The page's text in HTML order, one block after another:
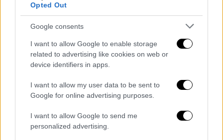
Opted Out
Google consents
I want to allow Google to enable storage
related to advertising like cookies on web or
device identifiers in apps.
I want to allow my user data to be sent to
Google for online advertising purposes.
I want to allow Google to send me
personalized advertising.
Όταν οι ιταλικές δυνάμεις εισέβαλαν στην
και τον παρέδωσαν. Κρατήθηκε αρχικά στις
φυλακές Λαμίας – στο κτίριο όπου σήμερα
και στη συνέχεια μεταφέρθηκε στο
στρατόπεδο του Χαϊδαρίου. Τα αδέλφια του,
Αποστόλης και Βασιλική, είχαν επίσης
αντιστασιακή δράση και προσέκειντο στο